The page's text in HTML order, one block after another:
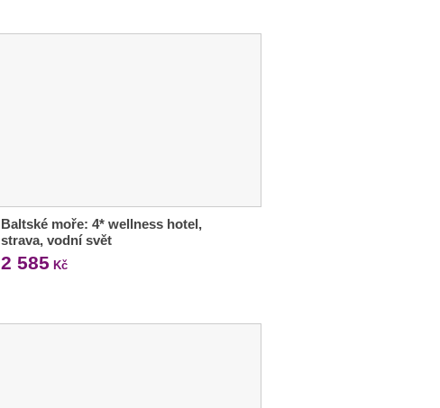
Baltské moře: 4* wellness hotel,
strava, vodní svět
2 585 Kč